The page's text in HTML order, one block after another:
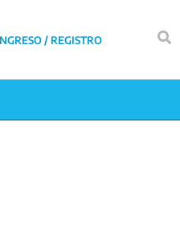
/ REGISTRO